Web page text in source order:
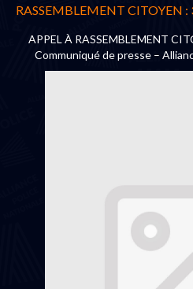
RASSEMBLEMENT CITOYEN
APPEL À RASSEMBLEMENT
Communiqué de presse –